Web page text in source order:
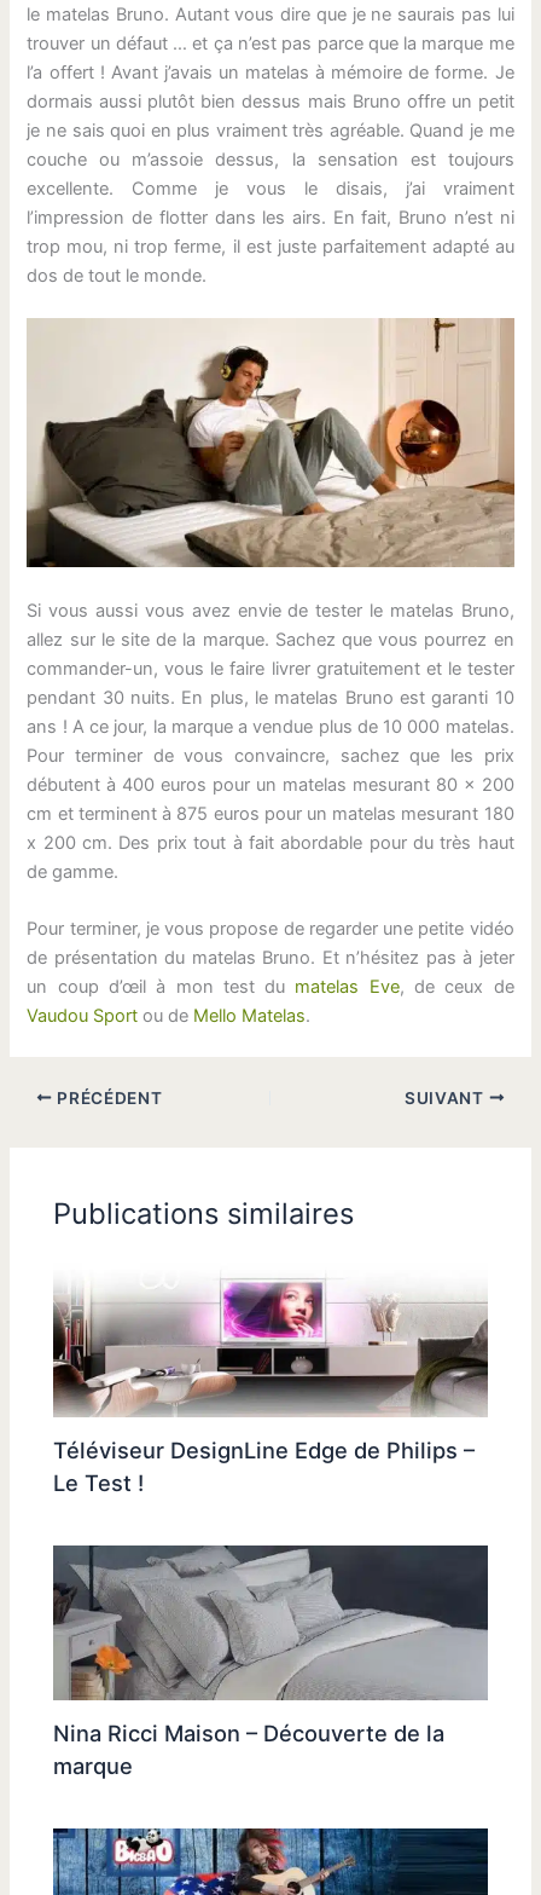
le matelas Bruno. Autant vous dire que je ne saurais pas lui
trouver un défaut … et ça n’est pas parce que la marque me
l’a offert ! Avant j’avais un matelas à mémoire de forme. Je
dormais aussi plutôt bien dessus mais Bruno offre un petit
je ne sais quoi en plus vraiment très agréable. Quand je me
couche ou m’assoie dessus, la sensation est toujours
excellente. Comme je vous le disais, j’ai vraiment
l’impression de flotter dans les airs. En fait, Bruno n’est ni
trop mou, ni trop ferme, il est juste parfaitement adapté au
dos de tout le monde.
Si vous aussi vous avez envie de tester le matelas Bruno,
allez sur le site de la marque. Sachez que vous pourrez en
commander-un, vous le faire livrer gratuitement et le tester
pendant 30 nuits. En plus, le matelas Bruno est garanti 10
ans ! A ce jour, la marque a vendue plus de 10 000 matelas.
Pour terminer de vous convaincre, sachez que les prix
débutent à 400 euros pour un matelas mesurant 80 x 200
cm et terminent à 875 euros pour un matelas mesurant 180
x 200 cm. Des prix tout à fait abordable pour du très haut
de gamme.
Pour terminer, je vous propose de regarder une petite vidéo
de présentation du matelas Bruno. Et n’hésitez pas à jeter
un coup d’œil à mon test du matelas Eve, de ceux de
Vaudou Sport ou de Mello Matelas.
PRÉCÉDENT SUIVANT
Publications similaires
Téléviseur DesignLine Edge de Philips –
Le Test !
Nina Ricci Maison – Découverte de la
marque